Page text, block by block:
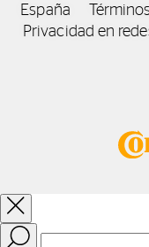
España
Privacidad en